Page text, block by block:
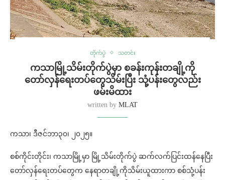
တိုက်ပွဲ သတင်း
ကသာမြို့သိမ်းတိုက်ပွဲမှာ စခန်းကုန်းတချို့ကို
တော်လှန်ရေးတပ်တွေသိမ်းပြီး သုံ့ပန်းတွေလည်း
ဖမ်းမိထား
written by MLAT
ကသာ၊ ဒီဇင်ဘာ၃၀၊ ၂၀၂၅။
စစ်ကိုင်းတိုင်း၊ ကသာမြို့မှာ မြို့သိမ်းတိုက်ပွဲ ဆက်လက်ပြင်းထန်နေပြီး
တော်လှန်ရေးတပ်တွေက နေရာတချို့ကိုသိမ်းယူထားကာ စစ်သုံ့ပန်း